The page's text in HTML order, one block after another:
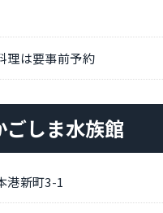
理は要事前予約
しま水族館
港新町3-1